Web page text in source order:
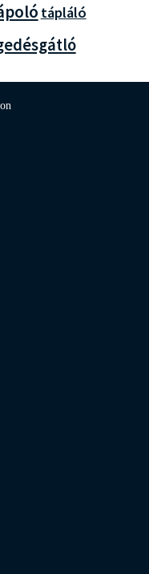
tápláló